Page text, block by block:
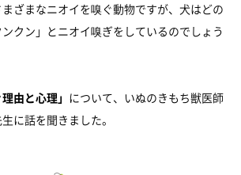
ざまなニオイを嗅ぐ動物ですが、犬はどの
クン」とニオイ嗅ぎをしているのでしょう
由と心理」 について、いぬのきもち獣医師
に話を聞きました。